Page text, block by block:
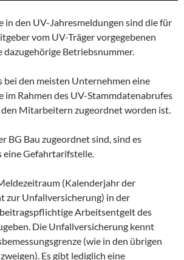
in den UV-Jahresmeldungen sind die für
vom UV-Träger vorgegebenen
Betriebsnummer.
bei den meisten Unternehmen eine
im Rahmen des UV-Stammdatenabrufes
Mitarbeitern zugeordnet worden ist.
BG Bau zugeordnet sind, sind es
eine Gefahrtarifstelle.
(Kalenderjahr der
zur Unfallversicherung) in der
Arbeitsentgelt des
Die Unfallversicherung kennt
(wie in den übrigen
Es gibt lediglich eine